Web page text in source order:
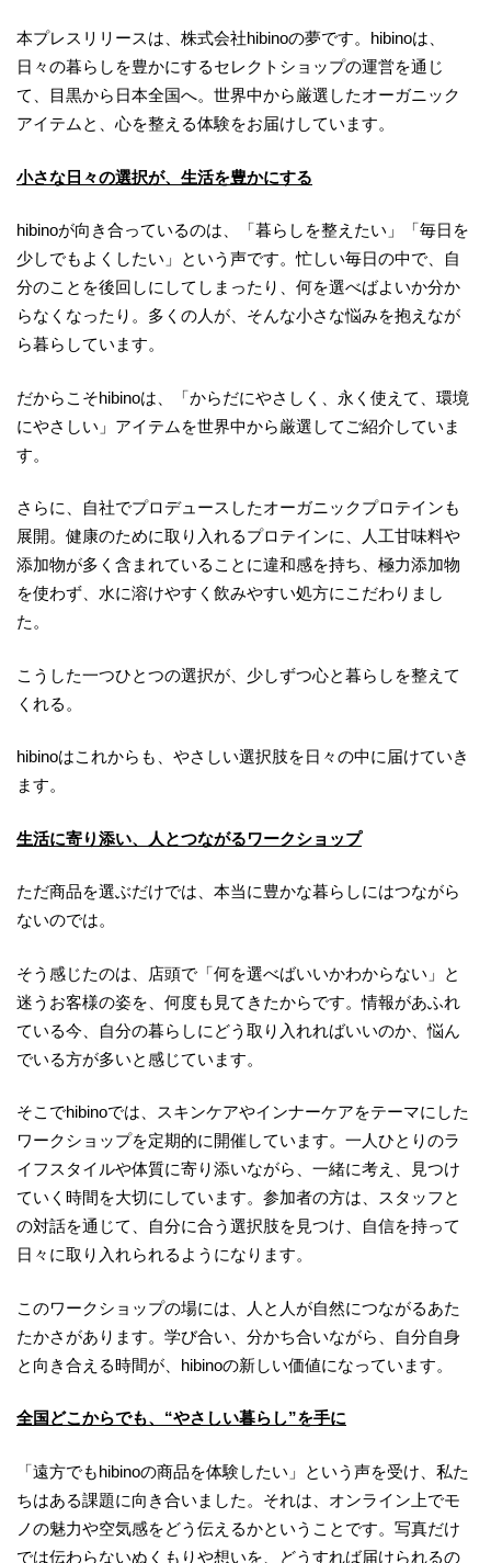
本プレスリリースは、株式会社hibinoの夢です。hibinoは、
日々の暮らしを豊かにするセレクトショップの運営を通じ
て、目黒から日本全国へ。世界中から厳選したオーガニック
アイテムと、心を整える体験をお届けしています。
小さな日々の選択が、生活を豊かにする
hibinoが向き合っているのは、「暮らしを整えたい」「毎日を
少しでもよくしたい」という声です。忙しい毎日の中で、自
分のことを後回しにしてしまったり、何を選べばよいか分か
らなくなったり。多くの人が、そんな小さな悩みを抱えなが
ら暮らしています。
だからこそhibinoは、「からだにやさしく、永く使えて、環境
にやさしい」アイテムを世界中から厳選してご紹介していま
す。
さらに、自社でプロデュースしたオーガニックプロテインも
展開。健康のために取り入れるプロテインに、人工甘味料や
添加物が多く含まれていることに違和感を持ち、極力添加物
を使わず、水に溶けやすく飲みやすい処方にこだわりまし
た。
こうした一つひとつの選択が、少しずつ心と暮らしを整えて
くれる。
hibinoはこれからも、やさしい選択肢を日々の中に届けていき
ます。
生活に寄り添い、人とつながるワークショップ
ただ商品を選ぶだけでは、本当に豊かな暮らしにはつながら
ないのでは。
そう感じたのは、店頭で「何を選べばいいかわからない」と
迷うお客様の姿を、何度も見てきたからです。情報があふれ
ている今、自分の暮らしにどう取り入れればいいのか、悩ん
でいる方が多いと感じています。
そこでhibinoでは、スキンケアやインナーケアをテーマにした
ワークショップを定期的に開催しています。一人ひとりのラ
イフスタイルや体質に寄り添いながら、一緒に考え、見つけ
ていく時間を大切にしています。参加者の方は、スタッフと
の対話を通じて、自分に合う選択肢を見つけ、自信を持って
日々に取り入れられるようになります。
このワークショップの場には、人と人が自然につながるあた
たかさがあります。学び合い、分かち合いながら、自分自身
と向き合える時間が、hibinoの新しい価値になっています。
全国どこからでも、“やさしい暮らし”を手に
「遠方でもhibinoの商品を体験したい」という声を受け、私た
ちはある課題に向き合いました。それは、オンライン上でモ
ノの魅力や空気感をどう伝えるかということです。写真だけ
では伝わらないぬくもりや想いを、どうすれば届けられるの